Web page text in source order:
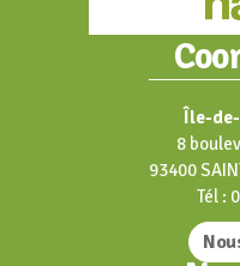
Île-
8
93400
Tél :